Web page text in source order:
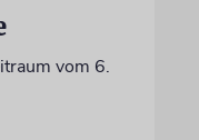
vom 6.